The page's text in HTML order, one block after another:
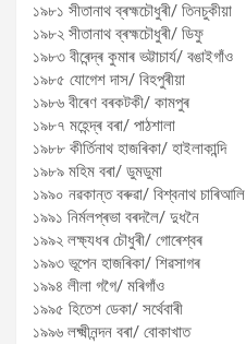
১৯৮১ সীতানাথ ব্ৰহ্মচৌধুৰী/ তিনচুকীয়া
১৯৮২ সীতানাথ ব্ৰহ্মচৌধুৰী/ ডিফু
১৯৮৩ বীৰেন্দ্ৰ কুমাৰ ভট্টাচাৰ্য/ বঙাইগাঁও
১৯৮৫ যোগেশ দাস/ বিহপুৰীয়া
১৯৮৬ বীৰেণ বৰকটকী/ কামপুৰ
১৯৮৭ মহেন্দ্ৰ বৰা/ পাঠশালা
১৯৮৮ কীৰ্তিনাথ হাজৰিকা/ হাইলাকান্দি
১৯৮৯ মহিম বৰা/ ডুমডুমা
১৯৯০ নৱকান্ত বৰুৱা/ বিশ্বনাথ চাৰিআলি
১৯৯১ নিৰ্মলপ্ৰভা বৰদলৈ/ দুধনৈ
১৯৯২ লক্ষ্যধৰ চৌধুৰী/ গোৰেশ্বৰ
১৯৯৩ ভূপেন হাজৰিকা/ শিৱসাগৰ
১৯৯৪ লীলা গগৈ/ মৰিগাঁও
১৯৯৫ হিতেশ ডেকা/ সৰ্থেবাৰী
১৯৯৬ লক্ষ্মীনন্দন বৰা/ বোকাখাত